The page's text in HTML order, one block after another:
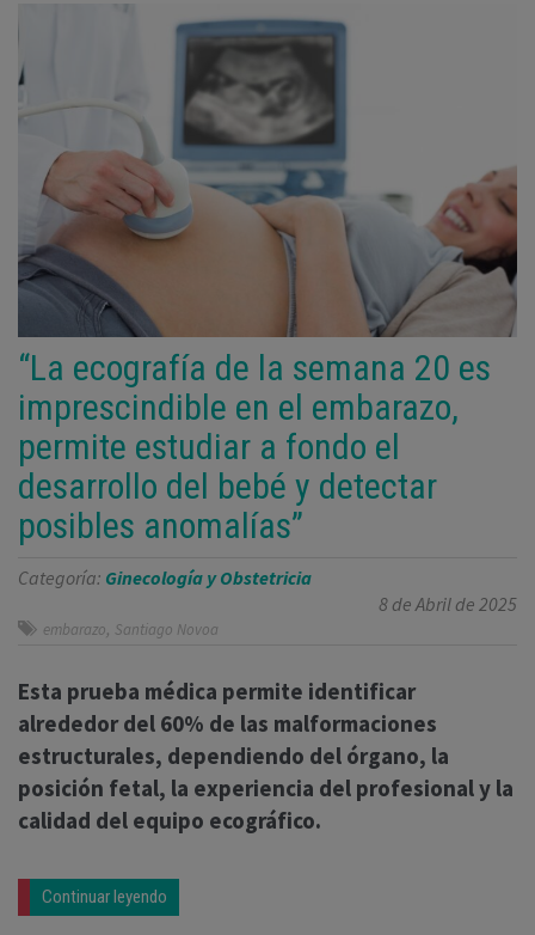
“La ecografía de la semana 20 es
imprescindible en el embarazo,
permite estudiar a fondo el
desarrollo del bebé y detectar
posibles anomalías”
Categoría: Ginecología y Obstetricia
8 de Abril de 2025
embarazo, Santiago Novoa
Esta prueba médica permite identificar
alrededor del 60% de las malformaciones
estructurales, dependiendo del órgano, la
posición fetal, la experiencia del profesional y la
calidad del equipo ecográfico.
Continuar leyendo